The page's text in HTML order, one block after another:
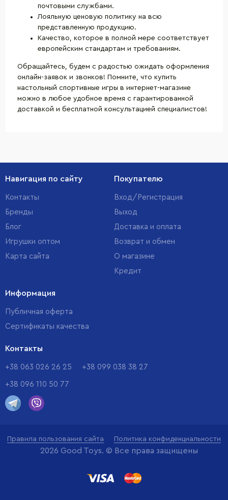
почтовыми службами.
Лояльную ценовую политику на всю
представленную продукцию.
Качество, которое в полной мере соответствует
европейским стандартам и требованиям.
Обращайтесь, будем с радостью ожидать оформления
онлайн-заявок и звонков! Помните, что купить
настольный спортивные игры в интернет-магазине
можно в любое удобное время с гарантированной
доставкой и бесплатной консультацией специалистов!
Навигация по сайту
Контакты
Бренды
Блог
Игрушки оптом
Карта сайта
Покупателю
Вход/Регистрация
Выход
Доставка и оплата
Возврат и обмен
О магазине
Кредит
Информация
Публичная оферта
Сертификаты качества
Контакты
+38 063 026 26 25 +38 099 038 38 27
+38 096 110 50 77
Правила пользования сайта Политика конфиденциальности
2026 Good Toys. © Все права защищены